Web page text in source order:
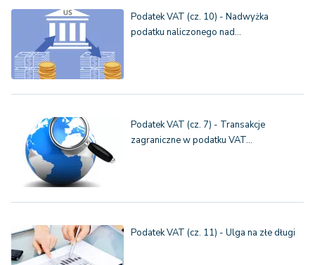
Podatek VAT (cz. 10) - Nadwyżka
podatku naliczonego nad…
Podatek VAT (cz. 7) - Transakcje
zagraniczne w podatku VAT…
Podatek VAT (cz. 11) - Ulga na złe długi